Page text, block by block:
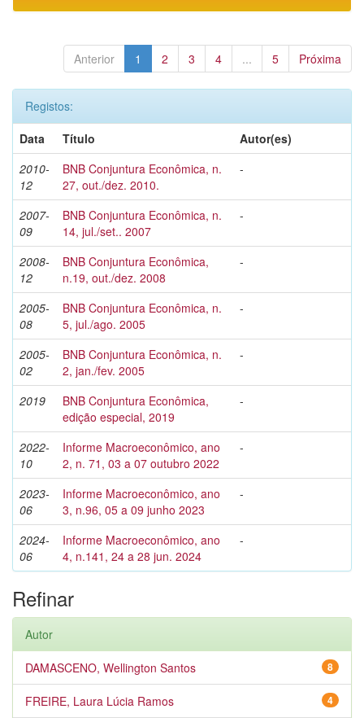
Anterior 1 2 3 4 ... 5 Próxima
Registos:
Data
Título
Autor(es)
2010-
12
BNB Conjuntura Econômica, n.
27, out./dez. 2010.
-
2007-
09
BNB Conjuntura Econômica, n.
14, jul./set.. 2007
-
2008-
12
BNB Conjuntura Econômica,
n.19, out./dez. 2008
-
2005-
08
BNB Conjuntura Econômica, n.
5, jul./ago. 2005
-
2005-
02
BNB Conjuntura Econômica, n.
2, jan./fev. 2005
-
2019
BNB Conjuntura Econômica,
edição especial, 2019
-
2022-
10
Informe Macroeconômico, ano
2, n. 71, 03 a 07 outubro 2022
-
2023-
06
Informe Macroeconômico, ano
3, n.96, 05 a 09 junho 2023
-
2024-
06
Informe Macroeconômico, ano
4, n.141, 24 a 28 jun. 2024
-
Refinar
Autor
8
DAMASCENO, Wellington Santos
4
FREIRE, Laura Lúcia Ramos